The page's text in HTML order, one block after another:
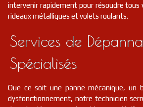
intervenir rapidement pour résoudre tous
rideaux métalliques et volets roulants.
Services de
Spécialisés
Que ce soit une panne mécanique, un
dysfonctionnement, notre technicien